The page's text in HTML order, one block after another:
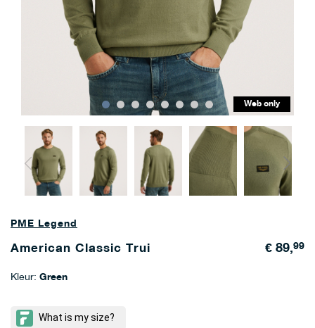
Web only
PME Legend
American Classic Trui € 89,99
Kleur: Green